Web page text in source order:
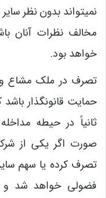
نمیتواند بدون نظر
مخالف نظرات آنان
خواهد بود.
تصرف در ملک مشاع
حمایت قانونگذار
ثانیاً در حیطه
صورت اگر یکی از
تصرف کرده یا سهم
فضولی خواهد شد